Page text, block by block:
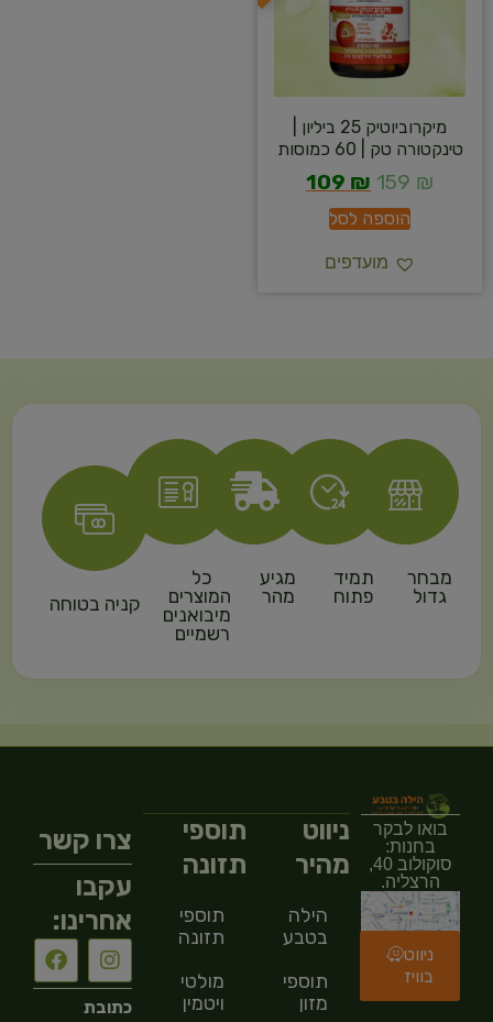
מיקרוביוטיק 25 ביליון |
טינקטורה טק | 60 כמוסות
159 ₪
109 ₪
הוספה לסל
מועדפים
מבחר
גדול
תמיד
פתוח
מגיע
מהר
כל
המוצרים
מיבואנים
רשמיים
קניה בטוחה
בואו לבקר
בחנות:
סוקולוב 40,
הרצליה.
ניווט
בוויז
ניווט
מהיר
הילה
בטבע
תוספי
מזון
תוספי
תזונה
תוספי
תזונה
מולטי
ויטמין
צרו קשר
עקבו
אחרינו:
כתובת